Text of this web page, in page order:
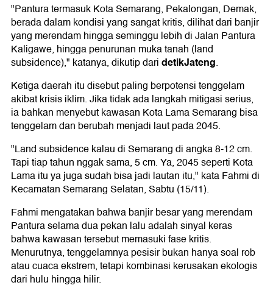
"Pantura termasuk Kota Semarang, Pekalongan, Demak,
berada dalam kondisi yang sangat kritis, dilihat dari banjir
yang merendam hingga seminggu lebih di Jalan Pantura
Kaligawe, hingga penurunan muka tanah (land
subsidence)," katanya, dikutip daridetikJateng.
Ketiga daerah itu disebut paling berpotensi tenggelam
akibat krisis iklim. Jika tidak ada langkah mitigasi serius,
ia bahkan menyebut kawasan Kota Lama Semarang bisa
tenggelam dan berubah menjadi laut pada 2045.
"Land subsidence kalau di Semarang di angka 8-12 cm.
Tapi tiap tahun nggak sama, 5 cm. Ya, 2045 seperti Kota
Lama itu ya juga sudah bisa jadi lautan itu," kata Fahmi di
Kecamatan Semarang Selatan, Sabtu (15/11).
Fahmi mengatakan bahwa banjir besar yang merendam
Pantura selama dua pekan lalu adalah sinyal keras
bahwa kawasan tersebut memasuki fase kritis.
Menurutnya, tenggelamnya pesisir bukan hanya soal rob
atau cuaca ekstrem, tetapi kombinasi kerusakan ekologis
dari hulu hingga hilir.